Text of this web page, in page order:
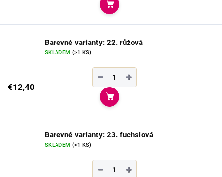
Do košíka
Barevné varianty: 22. růžová
SKLADEM (>1 KS)
€12,40
+
−
Do košíka
Barevné varianty: 23. fuchsiová
SKLADEM (>1 KS)
+
−